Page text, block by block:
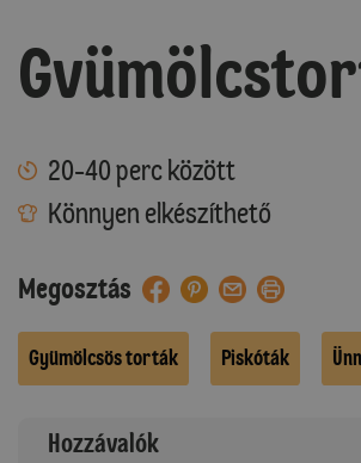
20-40 perc között
Könnyen elkészíthető
Megosztás
Gyümölcsös torták Piskóták
Hozzávalók